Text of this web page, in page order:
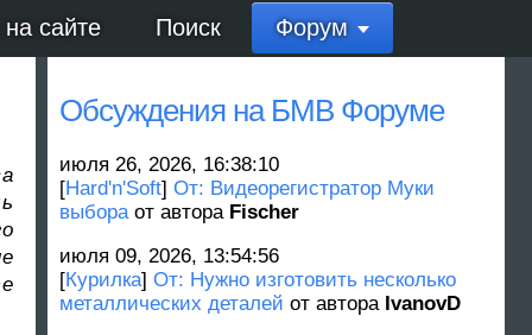
сайте Поиск Форум
Обсуждения на БМВ Форуме
июля 26, 2026, 16:38:10
[Hard'n'Soft] От: Видеорегистратор Муки
выбораот автора Fischer
июля 09, 2026, 13:54:56
[Курилка] От: Нужно изготовить несколько
металлических деталей от автора IvanovD